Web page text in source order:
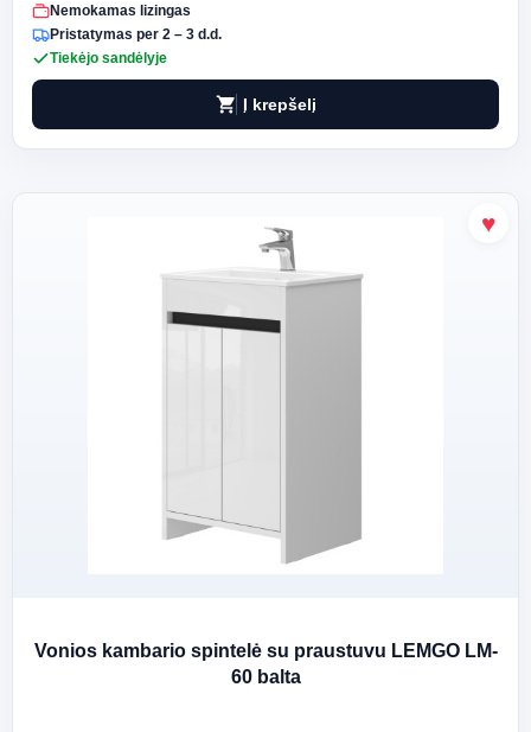
Nemokamas lizingas
Pristatymas per 2 – 3 d.d.
Tiekėjo sandėlyje
shopping_cart Į krepšelį
Vonios kambario spintelė su praustuvu LEMGO LM-
60 balta